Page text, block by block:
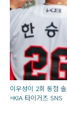
이우성이 2회 동점
=KIA 타이거즈 SNS